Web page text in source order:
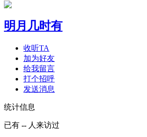
明月几时有
收听TA
加为好友
给我留言
打个招呼
发送消息
统计信息
已有 -- 人来访过